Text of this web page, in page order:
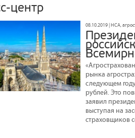
центр
08.10.2019 | НСА,
рынка
следующем
рублей. Это
заявил
выступая на
страховщиков